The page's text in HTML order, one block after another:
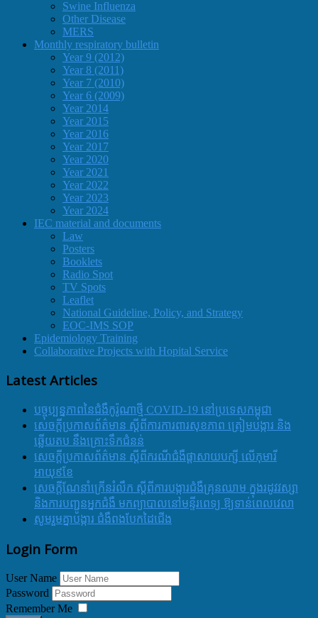
Swine Influenza
Other Disease
MERS
Monthly respiratory bulletin
Year 9 (2012)
Year 8 (2011)
Year 7 (2010)
Year 6 (2009)
Year 2014
Year 2015
Year 2016
Year 2017
Year 2020
Year 2021
Year 2022
Year 2023
Year 2024
IEC material and documents
Law
Posters
Booklets
Radio Spot
TV Spots
Leaflet
National Guideline, Policy, and Strategy
EOC-IMS SOP
Epidemiology Training
Collaborative Projects with Hopital Service
Latest Articles
បច្ចុប្បន្នភាពនៃជំងឺកូរ៉ូណាថ្មី COVID-19 នៅប្រទេសកម្ពុជា
សេចក្តីប្រកាសព័ត៌មាន ស្តីពីការការពារសុខភាព ត្រៀមបង្ការ និង
ឆ្លើយតប នឹងគ្រោះទឹកជំនន់
សេចក្តីប្រកាសព័ត៌មាន ស្តីពីករណីជំងឺផ្តាសាយបក្សី លើកុមារី
អាយុ៩ខែ
សេចក្ដីណែនាំក្រើនរំលឹក ស្ដីពីការបង្ការជំងឺគ្រុនឈាម ក្នុងរដូវវស្សា
និងការបញ្ជូនអ្នកជំងឺ មកព្យាបាលនៅមន្ទីរពេទ្យ ឱ្យទាន់ពេលវេលា
សូមរួមគ្នាបង្ការ ជំងឺពងបែកដៃជើង
Login Form
User Name
Password
Remember Me